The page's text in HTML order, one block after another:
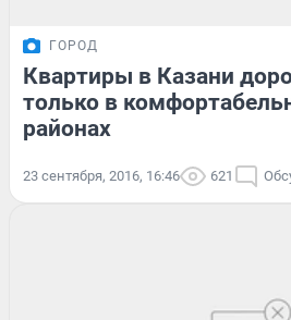
ГОРОД
Квартиры в Казани
только в
районах
23 сентября, 2016, 16:46 621